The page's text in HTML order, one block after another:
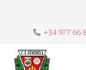
+34 977 66